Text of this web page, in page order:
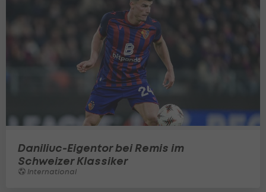
Daniliuc-Eigentor bei Remis im
Schweizer Klassiker
International